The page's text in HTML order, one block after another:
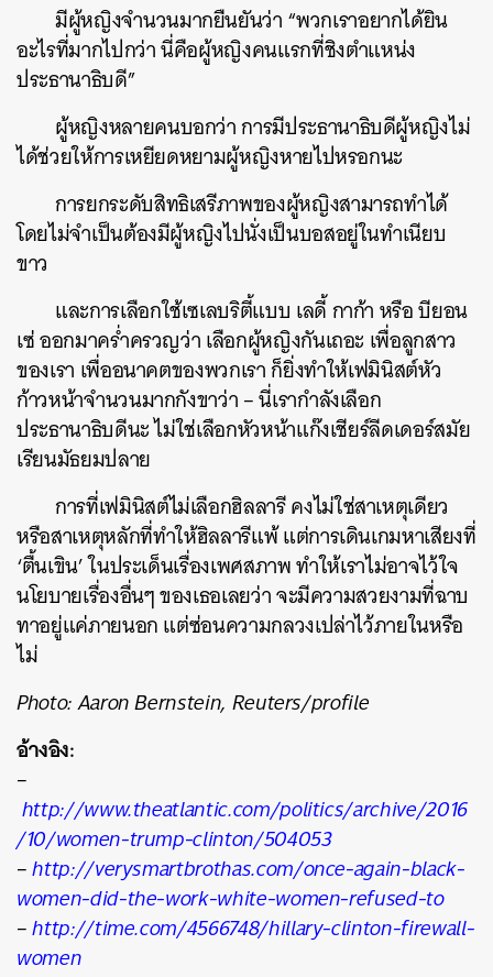
มีผู้หญิงจำนวนมากยืนยันว่า “พวกเราอยากได้ยิน
อะไรที่มากไปกว่า นี่คือผู้หญิงคนแรกที่ชิงตำแหน่ง
ประธานาธิบดี”
ผู้หญิงหลายคนบอกว่า การมีประธานาธิบดีผู้หญิงไม่
ได้ช่วยให้การเหยียดหยามผู้หญิงหายไปหรอกนะ
การยกระดับสิทธิเสรีภาพของผู้หญิงสามารถทำได้
โดยไม่จำเป็นต้องมีผู้หญิงไปนั่งเป็นบอสอยู่ในทำเนียบ
ขาว
และการเลือกใช้เซเลบริตี้แบบ เลดี้ กาก้า หรือ บียอน
เซ่ ออกมาคร่ำครวญว่า เลือกผู้หญิงกันเถอะ เพื่อลูกสาว
ของเรา เพื่ออนาคตของพวกเรา ก็ยิ่งทำให้เฟมินิสต์หัว
ก้าวหน้าจำนวนมากกังขาว่า – นี่เรากำลังเลือก
ประธานาธิบดีนะ ไม่ใช่เลือกหัวหน้าแก๊งเชียร์ลีดเดอร์สมัย
เรียนมัธยมปลาย
การที่เฟมินิสต์ไม่เลือกฮิลลารี คงไม่ใช่สาเหตุเดียว
หรือสาเหตุหลักที่ทำให้ฮิลลารีแพ้ แต่การเดินเกมหาเสียงที่
‘ตื้นเขิน’ ในประเด็นเรื่องเพศสภาพ ทำให้เราไม่อาจไว้ใจ
นโยบายเรื่องอื่นๆ ของเธอเลยว่า จะมีความสวยงามที่ฉาบ
ทาอยู่แค่ภายนอก แต่ซ่อนความกลวงเปล่าไว้ภายในหรือ
ไม่
Photo: Aaron Bernstein, Reuters/profile
อ้างอิง:
–
http://www.theatlantic.com/politics/archive/2016
/10/women-trump-clinton/504053
–http://verysmartbrothas.com/once-again-black-
women-did-the-work-white-women-refused-to
–http://time.com/4566748/hillary-clinton-firewall-
women